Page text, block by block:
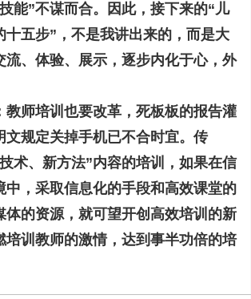
能”不谋而合。因此，接下来的“儿
十五步”，不是我讲出来的，而是大
流、体验、展示，逐步内化于心，外
师培训也要改革，死板板的报告灌
文规定关掉手机已不合时宜。传
术、新方法”内容的培训，如果在信
中，采取信息化的手段和高效课堂的
体的资源，就可望开创高效培训的新
培训教师的激情，达到事半功倍的培